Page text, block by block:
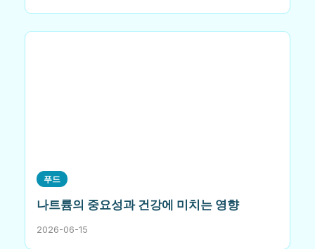
푸드
나트륨의 중요성과 건강에 미치는 영향
2026-06-15